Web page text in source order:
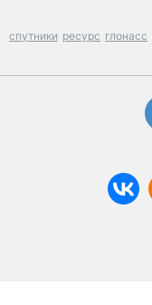
спутники ресурс глонасс